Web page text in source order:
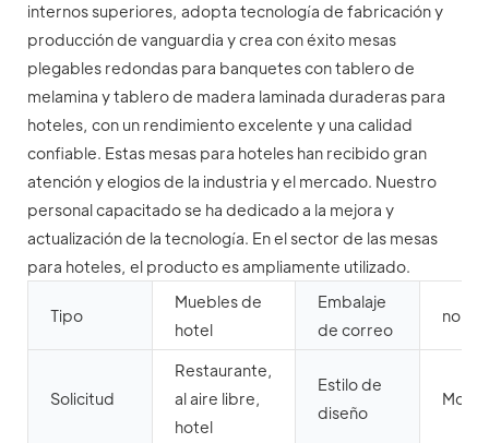
internos superiores, adopta tecnología de fabricación y
producción de vanguardia y crea con éxito mesas
plegables redondas para banquetes con tablero de
melamina y tablero de madera laminada duraderas para
hoteles, con un rendimiento excelente y una calidad
confiable. Estas mesas para hoteles han recibido gran
atención y elogios de la industria y el mercado. Nuestro
personal capacitado se ha dedicado a la mejora y
actualización de la tecnología. En el sector de las mesas
para hoteles, el producto es ampliamente utilizado.
Tipo
Muebles de
hotel
Embalaje
de correo
norte
Solicitud
Restaurante,
al aire libre,
hotel
Estilo de
diseño